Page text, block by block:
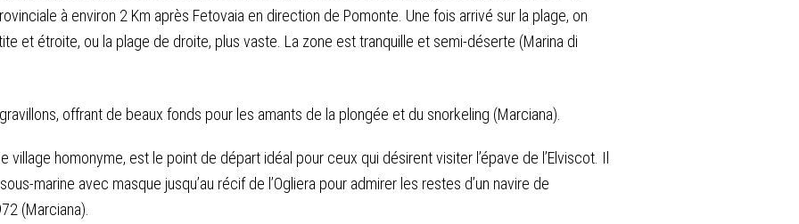
à environ 2 Km après Fetovaia en direction de Pomonte. Une fois arrivé sur la plage, on
et étroite, ou la plage de droite, plus vaste. La zone est tranquille et semi-déserte (Marina di
offrant de beaux fonds pour les amants de la plongée et du snorkeling (Marciana).
village homonyme, est le point de départ idéal pour ceux qui désirent visiter l’épave de l’Elviscot. Il
marine avec masque jusqu’au récif de l’Ogliera pour admirer les restes d’un navire de
(Marciana).